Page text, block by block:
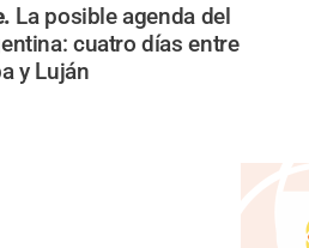
La posible agenda del
cuatro días entre
y Luján